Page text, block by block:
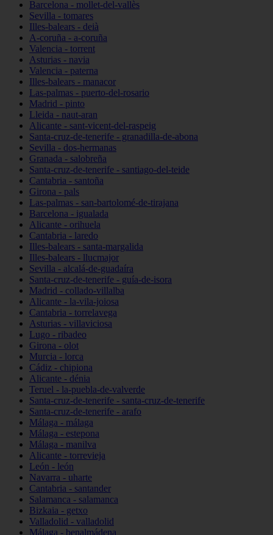
Barcelona - mollet-del-vallès
Sevilla - tomares
Illes-balears - deià
A-coruña - a-coruña
Valencia - torrent
Asturias - navia
Valencia - paterna
Illes-balears - manacor
Las-palmas - puerto-del-rosario
Madrid - pinto
Lleida - naut-aran
Alicante - sant-vicent-del-raspeig
Santa-cruz-de-tenerife - granadilla-de-abona
Sevilla - dos-hermanas
Granada - salobreña
Santa-cruz-de-tenerife - santiago-del-teide
Cantabria - santoña
Girona - pals
Las-palmas - san-bartolomé-de-tirajana
Barcelona - igualada
Alicante - orihuela
Cantabria - laredo
Illes-balears - santa-margalida
Illes-balears - llucmajor
Sevilla - alcalá-de-guadaíra
Santa-cruz-de-tenerife - guía-de-isora
Madrid - collado-villalba
Alicante - la-vila-joiosa
Cantabria - torrelavega
Asturias - villaviciosa
Lugo - ribadeo
Girona - olot
Murcia - lorca
Cádiz - chipiona
Alicante - dénia
Teruel - la-puebla-de-valverde
Santa-cruz-de-tenerife - santa-cruz-de-tenerife
Santa-cruz-de-tenerife - arafo
Málaga - málaga
Málaga - estepona
Málaga - manilva
Alicante - torrevieja
León - león
Navarra - uharte
Cantabria - santander
Salamanca - salamanca
Bizkaia - getxo
Valladolid - valladolid
Málaga - benalmádena